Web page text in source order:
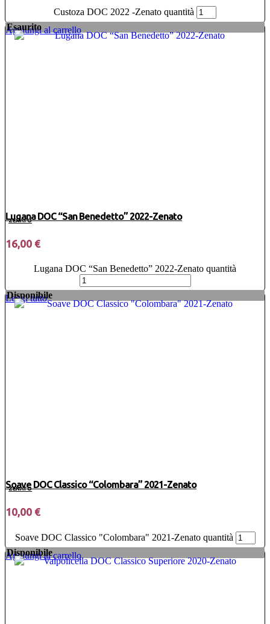
Custoza DOC 2022 -Zenato quantità
Aggiungi al carrello
Esaurito
Lugana DOC “San Benedetto” 2022-Zenato
ZENATO
16,00 €
Lugana DOC “San Benedetto” 2022-Zenato quantità
Leggi tutto
Disponibile
Soave DOC Classico “Colombara” 2021-Zenato
ZENATO
10,00 €
Soave DOC Classico "Colombara" 2021-Zenato quantità
Aggiungi al carrello
Disponibile